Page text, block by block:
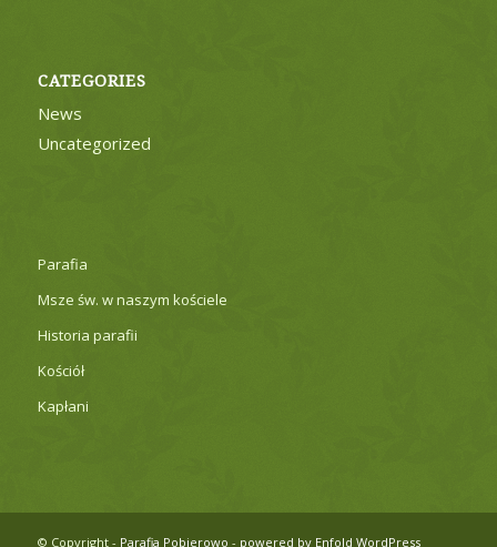
CATEGORIES
News
Uncategorized
Parafia
Msze św. w naszym kościele
Historia parafii
Kościół
Kapłani
© Copyright - Parafia Pobierowo - powered by Enfold WordPress